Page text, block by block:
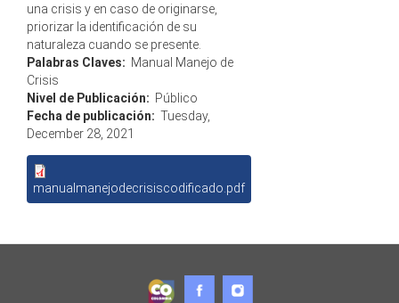
una crisis y en caso de originarse,
priorizar la identificación de su
naturaleza cuando se presente.
Palabras Claves: Manual Manejo de
Crisis
Nivel de Publicación: Público
Fecha de publicación: Tuesday,
December 28, 2021
manualmanejodecrisiscodificado.pdf